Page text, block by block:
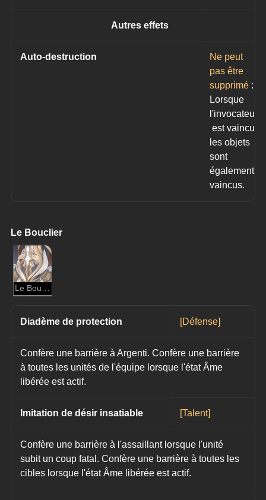
Autres effets
Auto-destruction
Ne peut
pas être
supprimé :
Lorsque
l'invocateur
est vaincu,
les objets
sont
également
vaincus.
Le Bouclier
Diadème de protection [Défense]
Confère une barrière à Argenti. Confère une barrière
à toutes les unités de l'équipe lorsque l'état Âme
libérée est actif.
Imitation de désir insatiable [Talent]
Confère une barrière à l'assaillant lorsque l'unité
subit un coup fatal. Confère une barrière à toutes les
cibles lorsque l'état Âme libérée est actif.